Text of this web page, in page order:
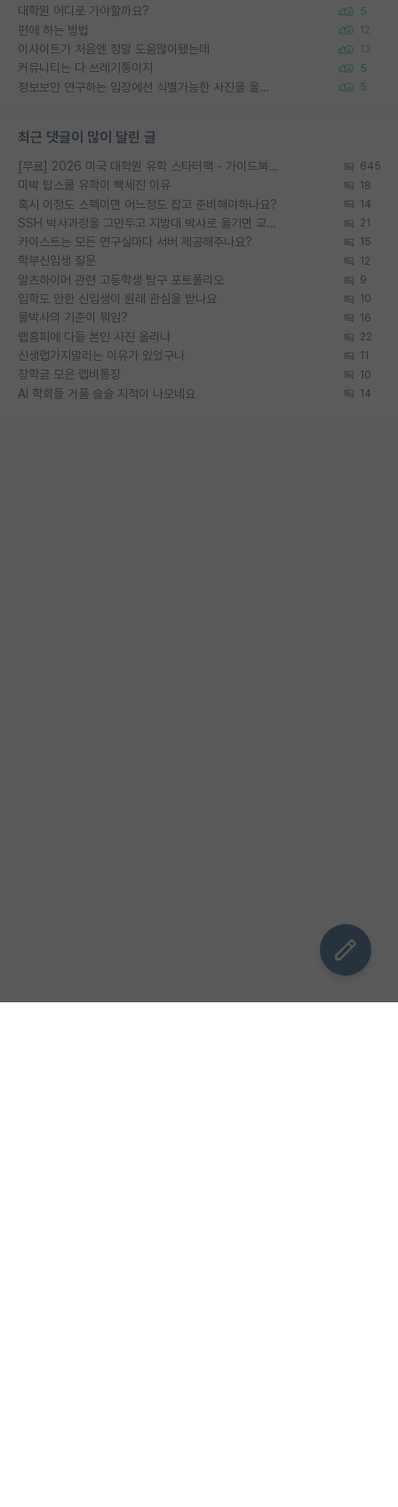
대학원 어디로 가야할까요? 5
편애 하는 방법 12
이사이트가 처음엔 정말 도움많이됐는데 13
커뮤니티는 다 쓰레기통이지 5
정보보안 연구하는 입장에선 식별가능한 사진을 올리는건 비추이긴함 5
최근 댓글이 많이 달린 글
[무료] 2026 미국 대학원 유학 스타터팩 - 가이드북 & 합격자 컨택메일 템플릿 645
미박 탑스쿨 유학이 빡세진 이유 18
혹시 이정도 스펙이면 어느정도 잡고 준비해야하나요? 14
SSH 박사과정을 그만두고 지방대 박사로 옮기면 교수의 꿈은 끝일까요? 21
카이스트는 모든 연구실마다 서버 제공해주나요? 15
학부신입생 질문 12
알츠하이머 관련 고등학생 탐구 포트폴리오 9
입학도 안한 신입생이 원래 관심을 받나요 10
물박사의 기준이 뭐임? 16
랩홈피에 다들 본인 사진 올리냐 22
신생랩가지말라는 이유가 있었구나 11
장학금 모은 랩비통장 10
AI 학회들 거품 슬슬 지적이 나오네요 14